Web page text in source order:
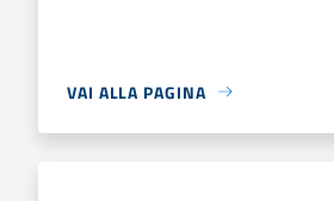
VAI ALLA PAGINA